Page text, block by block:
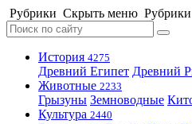
Рубрики Скрыть меню Рубрики
История 4275
Древний Египет Древний
Животные 2233
Грызуны Земноводные
Культура 2440